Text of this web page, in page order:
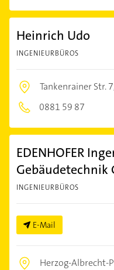
Heinrich Udo
INGENIEURBÜROS
Tankenrainer Str.
0881 59 87
EDENHOFER
Gebäudetechnik
INGENIEURBÜROS
E-Mail
Herzog-Albrecht-